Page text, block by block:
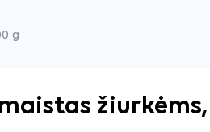
g